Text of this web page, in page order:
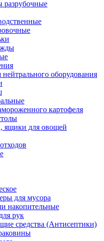
разрубочные
оборудования
картофеля
ящики для овощей
для мусора
накопительные
рук
средства (Антисептики)